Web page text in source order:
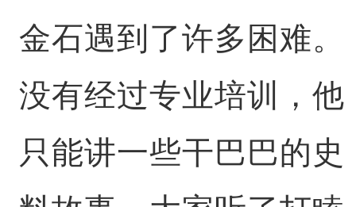
金石遇到了许多困难。
没有经过专业培训，他
只能讲一些干巴巴的史